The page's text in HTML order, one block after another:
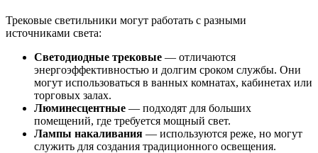
Трековые светильники могут работать с разными
источниками света:
Светодиодные трековые — отличаются
энергоэффективностью и долгим сроком службы. Они
могут использоваться в ванных комнатах, кабинетах или
торговых залах.
Люминесцентные — подходят для больших
помещений, где требуется мощный свет.
Лампы накаливания — используются реже, но могут
служить для создания традиционного освещения.